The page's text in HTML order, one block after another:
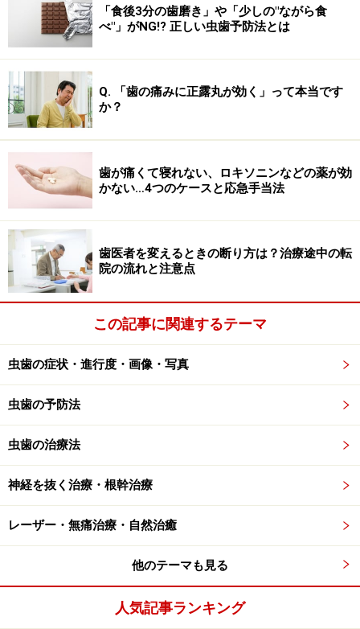
金属と歯の間に虫歯ができると、隙間になり、金属
が外れる事があります。
歯の磨り減り
歯にはめ込んであるタイプの金属は、歯が磨り減っ
てくると金属も薄くなり、外れる事があります。
歯の破折
金属を保持している歯の一部が折れたり、欠けたり
すると金属が外れる事があります。
金属のデザイン
虫歯で失われた形を元に戻すために、金属で修復し
ますが、その形によっては、外れやすくなることが
あります。一般的に複雑な形をしているほうが外れ
にくく、シンプルな形をしていると外れやすいよう
です。
持が少なくなって、取れやすい傾向があるようで
す。
次のページは、外れた後の治療法は？に続きます。
※記事内容は執筆時点のものです。最新の内容をご確認くださ
切な医療機関での受診をおすすめいたします。記事内容は執筆者
「食後3分の歯磨き」や「少しの"ながら食
べ"」がNG!? 正しい虫歯予防法とは
Q. 「歯の痛みに正露丸が効く」って本当です
か？
歯が痛くて寝れない、ロキソニンなどの薬が効
かない…4つのケースと応急手当法
歯医者を変えるときの断り方は？治療途中の転
院の流れと注意点
この記事に関連するテーマ
虫歯の症状・進行度・画像・写真
虫歯の予防法
虫歯の治療法
神経を抜く治療・根幹治療
レーザー・無痛治療・自然治癒
他のテーマも見る
人気記事ランキング